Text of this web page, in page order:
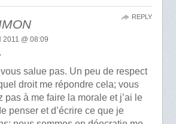
2011 @ 08:09
salue pas. Un peu de respect
droit me répondre cela; vous
pas à me faire la morale et j’ai le
penser et d’écrire ce que je
REPLY